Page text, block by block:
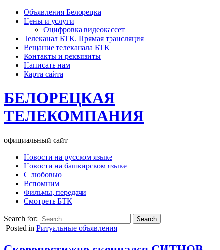
Объявления Белорецка
Цены и услуги
Оцифровка видеокассет
Телеканал БТК. Прямая трансляция
Вещание телеканала БТК
Контакты и реквизиты
Написать нам
Карта сайта
БЕЛОРЕЦКАЯ
ТЕЛЕКОМПАНИЯ
официальный сайт
Новости на русском языке
Новости на башкирском языке
С любовью
Вспомним
Фильмы, передачи
Смотреть БТК
Search for:
Posted in Ритуальные объявления